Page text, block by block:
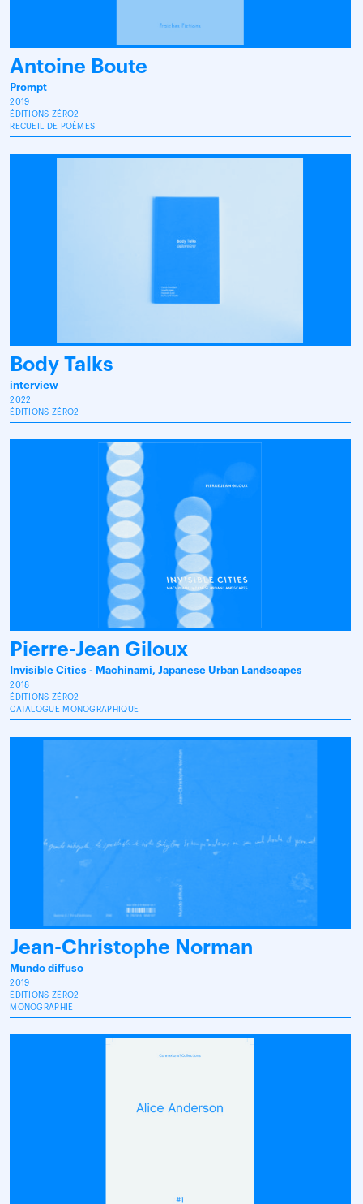
Antoine Boute
Prompt
2019
ÉDITIONS ZÉRO2
RECUEIL DE POÈMES
Body Talks
interview
2022
ÉDITIONS ZÉRO2
Pierre-Jean Giloux
Invisible Cities - Machinami, Japanese Urban Landscapes
2018
ÉDITIONS ZÉRO2
CATALOGUE MONOGRAPHIQUE
Jean-Christophe Norman
Mundo diffuso
2019
ÉDITIONS ZÉRO2
MONOGRAPHIE